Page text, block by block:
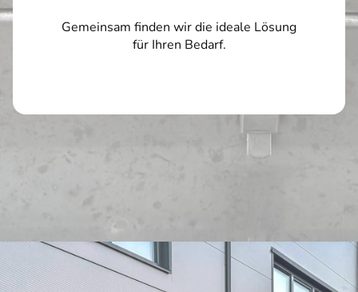
Gemeinsam finden wir die ideale Lösung
für Ihren Bedarf.